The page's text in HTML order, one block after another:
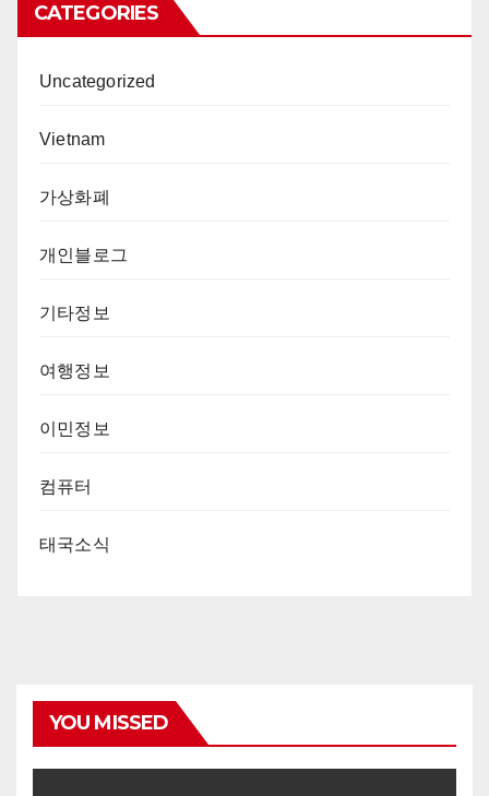
CATEGORIES
Uncategorized
Vietnam
가상화폐
개인블로그
기타정보
여행정보
이민정보
컴퓨터
태국소식
YOU MISSED